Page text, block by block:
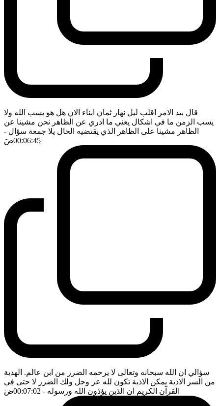
قال بيد الامر اقلب ليل نهار ثمان ابناء الان هل هو يسب الله ولا
يسب الزمن ما في اشكال يعني ما ادري عن الظاهر نحن مشينا عن
الظاهر مشينا على الظاهر الذي يقتضيه الحال يلا جمعة سؤال -
00:06:45ضَ
سؤالي ان الله سبحانه وتعالى لا يرحمه الضرر من ابن عالم. الهدية
من السر الاذية يمكن الاذية تكون لله عز وجل ولك الضرر لا حتى في
القرآن الكريم ان الذين يؤذون الله ورسوله - 00:07:02 ضَ